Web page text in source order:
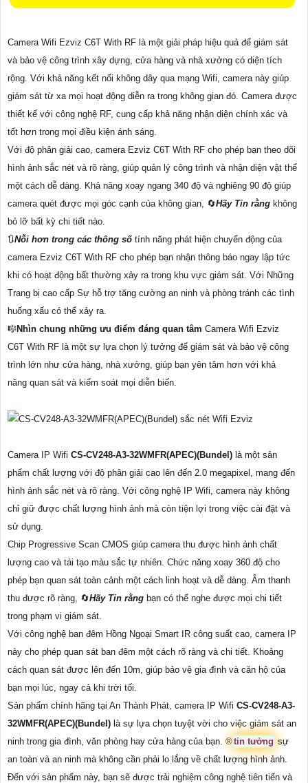
Camera Wifi Ezviz C6T With RF là một giải pháp hiệu quả để giám sát
và bảo vệ công trình xây dựng, cửa hàng và nhà xưởng có diện tích
rộng. Với khả năng kết nối không dây qua mạng Wifi, camera này giúp
giám sát từ xa mọi hoạt động diễn ra trong không gian đó. Camera được
thiết kế với công nghệ RF, cung cấp khả năng nhận diện chính xác và
tốt hơn trong mọi điều kiện ánh sáng.
Với độ phân giải cao, camera Ezviz C6T With RF cho phép bạn theo dõi
hình ảnh sắc nét và rõ ràng, giúp quản lý công trình và nhận diện vật thể
một cách dễ dàng. Khả năng xoay ngang 340 độ và nghiêng 90 độ giúp
camera quét được mọi góc cạnh của không gian, 🔄Hãy Tin rằng không
bỏ lỡ bất kỳ chi tiết nào.
🔃Nỗi hơn trong các thông sốtính năng phát hiện chuyển động của
camera Ezviz C6T With RF cho phép bạn nhận thông báo ngay lập tức
khi có hoạt động bất thường xảy ra trong khu vực giám sát. Với Những
Trang bị cao cấp Sự hỗ trợ tăng cường an ninh và phòng tránh các tình
huống xấu có thể xảy ra.
🎼️Nhìn chung những ưu điểm đáng quan tâm Camera Wifi Ezviz
C6T With RF là một sự lựa chọn lý tưởng để giám sát và bảo vệ công
trình lớn như cửa hàng, nhà xưởng, giúp bạn yên tâm hơn với khả
năng quan sát và kiểm soát mọi diễn biến.
Camera IP Wifi CS-CV248-A3-32WMFR(APEC)(Bundel) là một sản
phẩm chất lượng với độ phân giải cao lên đến 2.0 megapixel, mang đến
hình ảnh sắc nét và rõ ràng. Với công nghệ IP Wifi, camera này không
chỉ giữ được chất lượng hình ảnh mà còn tiện lợi trong việc cài đặt và
sử dụng.
Chip Progressive Scan CMOS giúp camera thu được hình ảnh chất
lượng cao và tái tạo màu sắc tự nhiên. Chức năng xoay 360 độ cho
phép bạn quan sát toàn cảnh một cách linh hoạt và dễ dàng. Âm thanh
thu được rõ ràng, 🔄Hãy Tin rằng bạn có thể nghe được mọi chi tiết
trong phạm vi giám sát.
Với công nghệ ban đêm Hồng Ngoại Smart IR công suất cao, camera IP
này cho phép quan sát ban đêm một cách rõ ràng và chi tiết. Khoảng
cách quan sát được lên đến 10m, giúp bảo vệ gia đình và căn hộ của
bạn mọi lúc, ngay cả khi trời tối.
Sản phẩm chính hãng tại An Thành Phát, camera IP Wifi CS-CV248-A3-
32WMFR(APEC)(Bundel) là sự lựa chọn tuyệt vời cho việc giám sát an
ninh trong gia đình, văn phòng hay cửa hàng của bạn. ®️tin tưởng sự
an toàn và an ninh mà không cần phải lo lắng về chất lượng hình ảnh.
Đến với sản phẩm này, bạn sẽ được trải nghiệm công nghệ tiên tiến và